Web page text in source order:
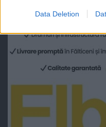
Data Deletion